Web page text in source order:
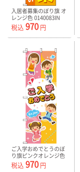
入居者募集のぼり旗 オ
レンジ色 0140083IN
税込 970 円
ご入学おめでとうのぼ
り旗ピンクオレンジ色
0270261IN
税込 970 円